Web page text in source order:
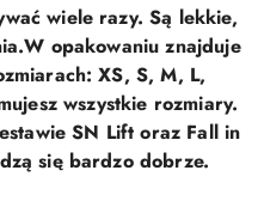
wiele razy. Są lekkie,
W opakowaniu znajduje
XS, S, M, L,
wszystkie rozmiary.
SN Lift oraz Fall in
się bardzo dobrze.